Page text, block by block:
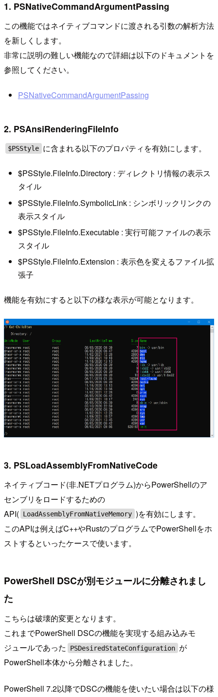
1. PSNativeCommandArgumentPassing
この機能ではネイティブコマンドに渡される引数の解析方法
を新しくします。
非常に説明の難しい機能なので詳細は以下のドキュメントを
参照してください。
PSNativeCommandArgumentPassing
2. PSAnsiRenderingFileInfo
$PSStyle に含まれる以下のプロパティを有効にします。
$PSStyle.FileInfo.Directory : ディレクトリ情報の表示ス
タイル
$PSStyle.FileInfo.SymbolicLink : シンボリックリンクの
表示スタイル
$PSStyle.FileInfo.Executable : 実行可能ファイルの表示
スタイル
$PSStyle.FileInfo.Extension : 表示色を変えるファイル拡
張子
機能を有効にすると以下の様な表示が可能となります。
3. PSLoadAssemblyFromNativeCode
ネイティブコード(非.NETプログラム)からPowerShellのア
センブリをロードするための
API( LoadAssemblyFromNativeMemory )を有効にします。
このAPIは例えばC++やRustのプログラムでPowerShellをホ
ストするといったケースで使います。
PowerShell DSCが別モジュールに分離されまし
た
こちらは破壊的変更となります。
これまでPowerShell DSCの機能を実現する組み込みモ
ジュールであった
PSDesiredStateConfiguration が
PowerShell本体から分離されました。
PowerShell 7.2以降でDSCの機能を使いたい場合は以下の様